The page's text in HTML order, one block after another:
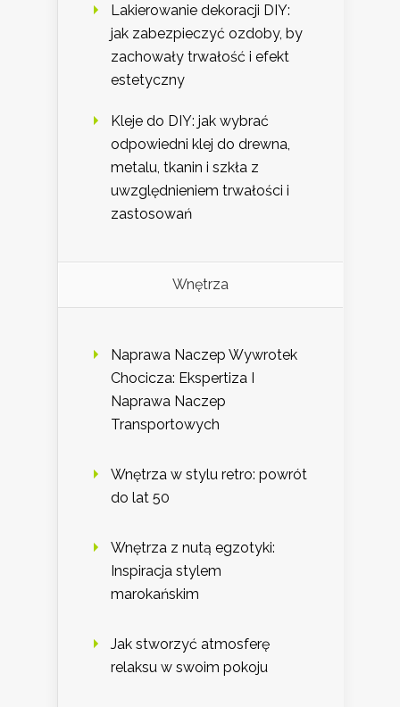
Lakierowanie dekoracji DIY:
jak zabezpieczyć ozdoby, by
zachowały trwałość i efekt
estetyczny
Kleje do DIY: jak wybrać
odpowiedni klej do drewna,
metalu, tkanin i szkła z
uwzględnieniem trwałości i
zastosowań
Wnętrza
Naprawa Naczep Wywrotek
Chocicza: Ekspertiza I
Naprawa Naczep
Transportowych
Wnętrza w stylu retro: powrót
do lat 50
Wnętrza z nutą egzotyki:
Inspiracja stylem
marokańskim
Jak stworzyć atmosferę
relaksu w swoim pokoju